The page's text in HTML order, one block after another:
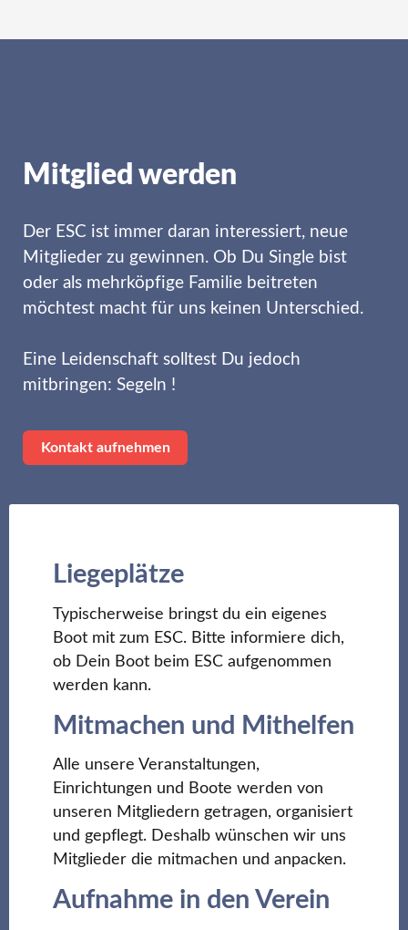
Mitglied werden
Der ESC ist immer daran interessiert, neue
Mitglieder zu gewinnen. Ob Du Single bist
oder als mehrköpfige Familie beitreten
möchtest macht für uns keinen Unterschied.
Eine Leidenschaft solltest Du jedoch
mitbringen: Segeln !
Kontakt aufnehmen
Liegeplätze
Typischerweise bringst du ein eigenes
Boot mit zum ESC. Bitte informiere dich,
ob Dein Boot beim ESC aufgenommen
werden kann.
Mitmachen und Mithelfen
Alle unsere Veranstaltungen,
Einrichtungen und Boote werden von
unseren Mitgliedern getragen, organisiert
und gepflegt. Deshalb wünschen wir uns
Mitglieder die mitmachen und anpacken.
Aufnahme in den Verein